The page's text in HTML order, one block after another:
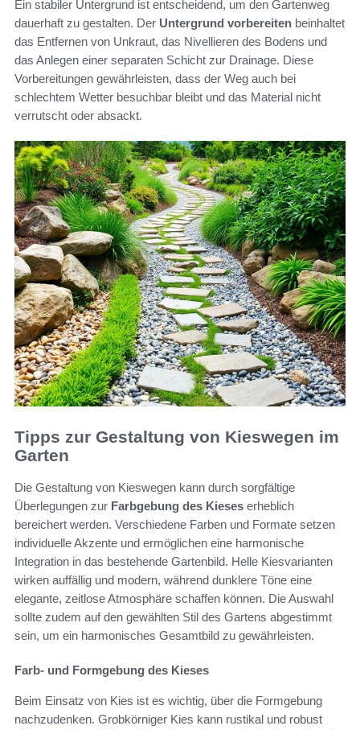
Ein stabiler Untergrund ist entscheidend, um den Gartenweg
dauerhaft zu gestalten. Der Untergrund vorbereiten beinhaltet
das Entfernen von Unkraut, das Nivellieren des Bodens und
das Anlegen einer separaten Schicht zur Drainage. Diese
Vorbereitungen gewährleisten, dass der Weg auch bei
schlechtem Wetter besuchbar bleibt und das Material nicht
verrutscht oder absackt.
Tipps zur Gestaltung von Kieswegen im
Garten
Die Gestaltung von Kieswegen kann durch sorgfältige
Überlegungen zur Farbgebung des Kieses erheblich
bereichert werden. Verschiedene Farben und Formate setzen
individuelle Akzente und ermöglichen eine harmonische
Integration in das bestehende Gartenbild. Helle Kiesvarianten
wirken auffällig und modern, während dunklere Töne eine
elegante, zeitlose Atmosphäre schaffen können. Die Auswahl
sollte zudem auf den gewählten Stil des Gartens abgestimmt
sein, um ein harmonisches Gesamtbild zu gewährleisten.
Farb- und Formgebung des Kieses
Beim Einsatz von Kies ist es wichtig, über die Formgebung
nachzudenken. Grobkörniger Kies kann rustikal und robust